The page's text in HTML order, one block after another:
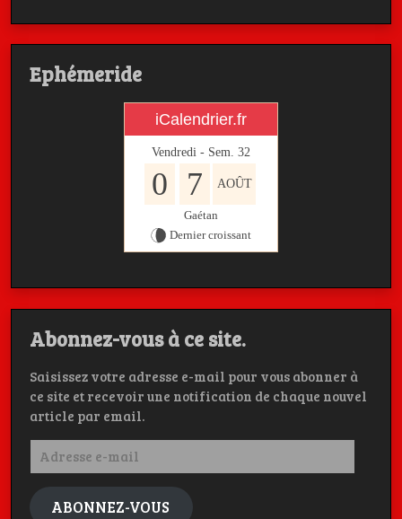
Ephémeride
iCalendrier.fr
Vendredi - Sem. 32
0 7 AOÛT
Gaétan
Dernier croissant
Abonnez-vous à ce site.
Saisissez votre adresse e-mail pour vous abonner à
ce site et recevoir une notification de chaque nouvel
article par email.
Adresse
mail
ABONNEZ-VOUS